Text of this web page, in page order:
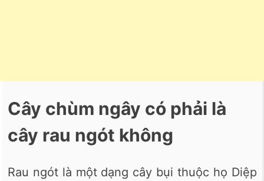
Cây chùm ngây có phải là
cây rau ngót không
Rau ngót là một dạng cây bụi thuộc họ Diệp